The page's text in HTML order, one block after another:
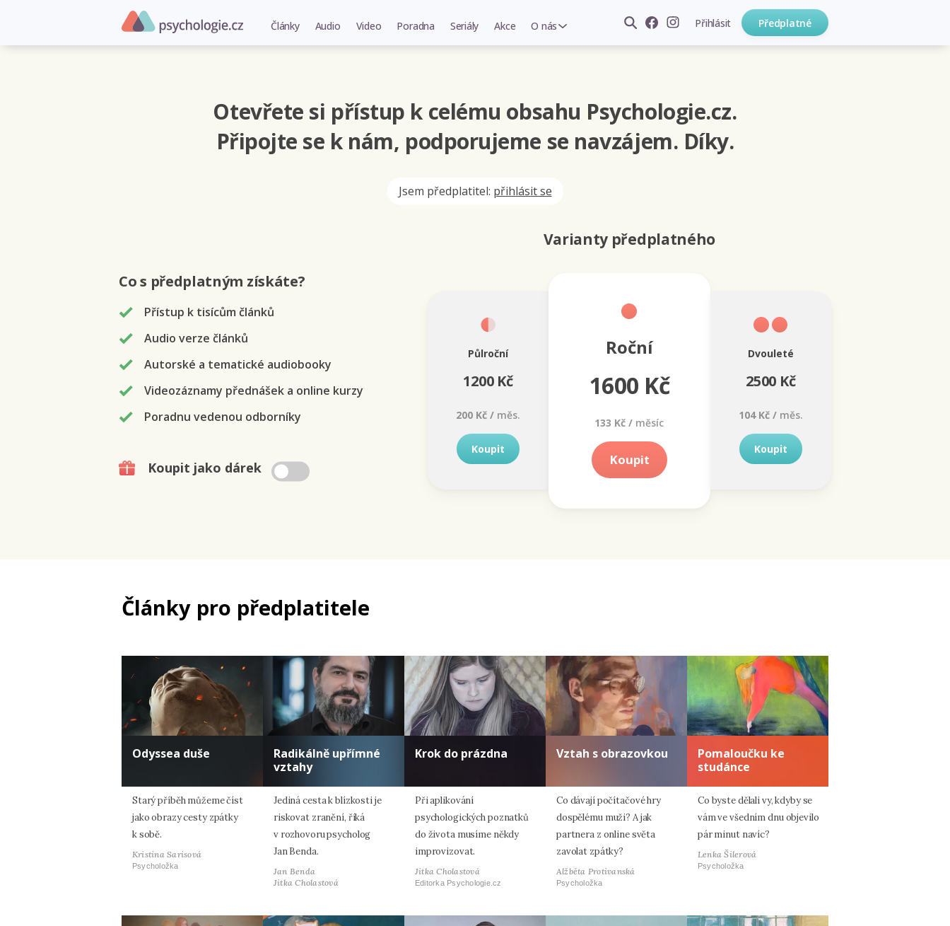
Články Audio Video Poradna Seriály Akce O nás Přihlásit Předplatné
Otevřete si přístup k celému obsahu Psychologie.cz.
Připojte se k nám, podporujeme se navzájem. Díky.
Jsem předplatitel: přihlásit se
Co s předplatným získáte?
Přístup k tisícům článků
Audio verze článků
Autorské a tematické audiobooky
Videozáznamy přednášek a online kurzy
Poradnu vedenou odborníky
Koupit jako dárek
Varianty předplatného
Půlroční
1200 Kč
200 Kč /měs.
Koupit
Roční
1600 Kč
133 Kč / měsíc
Koupit
Dvouleté
2500 Kč
104 Kč /měs.
Koupit
Články pro předplatitele
Odyssea duše
Starý příběh můžeme číst
jako obrazy cesty zpátky
k sobě.
Kristina Sarisová
Psycholožka
Radikálně upřímné
vztahy
Jediná cesta k blízkosti je
riskovat zranění, říká
v rozhovoru psycholog
Jan Benda.
Jan Benda
Jitka Cholastová
Krok do prázdna
Při aplikování
psychologických poznatků
do života musíme někdy
improvizovat.
Jitka Cholastová
Editorka Psychologie.cz
Vztah s obrazovkou
Co dávají počítačové hry
dospělému muži? A jak
partnera z online světa
zavolat zpátky?
Alžběta Protivanská
Psycholožka
Pomaloučku ke
studánce
Co byste dělali vy, kdyby se
vám ve všedním dnu objevilo
pár minut navíc?
Lenka Šilerová
Psycholožka